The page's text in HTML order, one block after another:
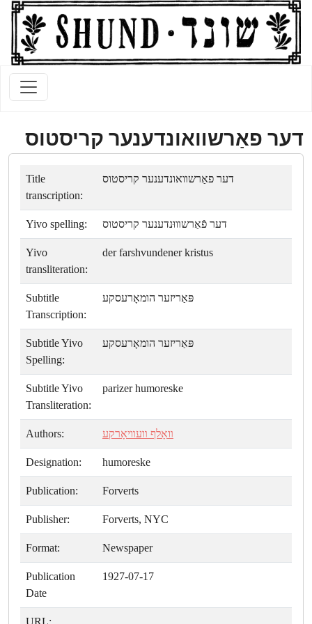
דער פאַרשװאונדענער קריסטוס
Title
transcription:
דער פאַרשװאונדענער קריסטוס
Yivo spelling: דער פֿאַרשװוּנדענער קריסטוס
Yivo
transliteration:
der farshvundener kristus
Subtitle
Transcription:
פּאַריזער הומאָרעסקע
Subtitle Yivo
Spelling:
פּאַריזער הומאָרעסקע
Subtitle Yivo
Transliteration:
parizer humoreske
Authors: װאָלף װעװיאָרקע
Designation: humoreske
Publication: Forverts
Publisher: Forverts, NYC
Format: Newspaper
Publication
Date
1927-07-17
URL: